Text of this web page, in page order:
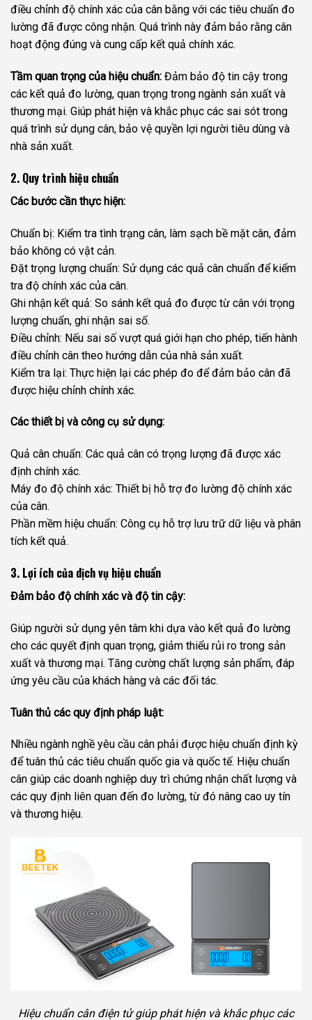
điều chỉnh độ chính xác của cân bằng với các tiêu chuẩn đo
lường đã được công nhận. Quá trình này đảm bảo rằng cân
hoạt động đúng và cung cấp kết quả chính xác.
Tầm quan trọng của hiệu chuẩn: Đảm bảo độ tin cậy trong
các kết quả đo lường, quan trọng trong ngành sản xuất và
thương mại. Giúp phát hiện và khắc phục các sai sót trong
quá trình sử dụng cân, bảo vệ quyền lợi người tiêu dùng và
nhà sản xuất.
2. Quy trình hiệu chuẩn
Các bước cần thực hiện:
Chuẩn bị: Kiểm tra tình trạng cân, làm sạch bề mặt cân, đảm
bảo không có vật cản.
Đặt trọng lượng chuẩn: Sử dụng các quả cân chuẩn để kiểm
tra độ chính xác của cân.
Ghi nhận kết quả: So sánh kết quả đo được từ cân với trọng
lượng chuẩn, ghi nhận sai số.
Điều chỉnh: Nếu sai số vượt quá giới hạn cho phép, tiến hành
điều chỉnh cân theo hướng dẫn của nhà sản xuất.
Kiểm tra lại: Thực hiện lại các phép đo để đảm bảo cân đã
được hiệu chỉnh chính xác.
Các thiết bị và công cụ sử dụng:
Quả cân chuẩn: Các quả cân có trọng lượng đã được xác
định chính xác.
Máy đo độ chính xác: Thiết bị hỗ trợ đo lường độ chính xác
của cân.
Phần mềm hiệu chuẩn: Công cụ hỗ trợ lưu trữ dữ liệu và phân
tích kết quả.
3. Lợi ích của dịch vụ hiệu chuẩn
Đảm bảo độ chính xác và độ tin cậy:
Giúp người sử dụng yên tâm khi dựa vào kết quả đo lường
cho các quyết định quan trọng, giảm thiểu rủi ro trong sản
xuất và thương mại. Tăng cường chất lượng sản phẩm, đáp
ứng yêu cầu của khách hàng và các đối tác.
Tuân thủ các quy định pháp luật:
Nhiều ngành nghề yêu cầu cân phải được hiệu chuẩn định kỳ
để tuân thủ các tiêu chuẩn quốc gia và quốc tế. Hiệu chuẩn
cân giúp các doanh nghiệp duy trì chứng nhận chất lượng và
các quy định liên quan đến đo lường, từ đó nâng cao uy tín
và thương hiệu.
Hiệu chuẩn cân điện tử giúp phát hiện và khắc phục các